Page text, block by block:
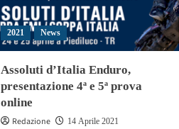
2021 News
Assoluti d’Italia Enduro,
presentazione 4ª e 5ª prova
online
Redazione 14 Aprile 2021